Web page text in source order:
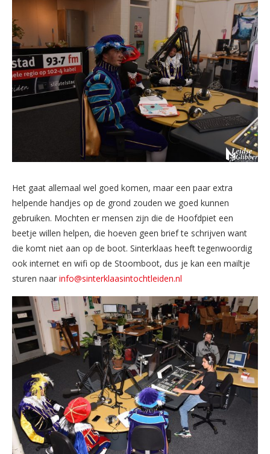
Het gaat allemaal wel goed komen, maar een paar extra
helpende handjes op de grond zouden we goed kunnen
gebruiken. Mochten er mensen zijn die de Hoofdpiet een
beetje willen helpen, die hoeven geen brief te schrijven want
die komt niet aan op de boot. Sinterklaas heeft tegenwoordig
ook internet en wifi op de Stoomboot, dus je kan een mailtje
sturen naar info@sinterklaasintochtleiden.nl